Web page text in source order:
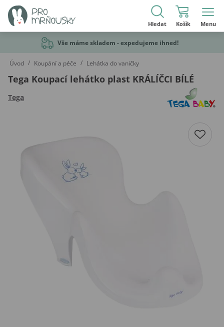
Hledat Košík Menu
Vše máme skladem - expedujeme ihned!
Úvod / Koupání a péče / Lehátka do vaničky
Tega Koupací lehátko plast KRÁLÍČCI BÍLÉ
Tega